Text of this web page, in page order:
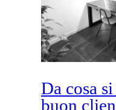
Da cosa
buon